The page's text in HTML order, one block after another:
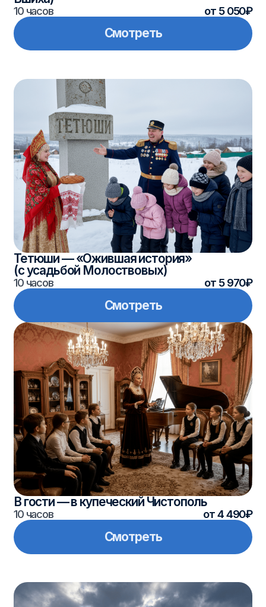
Елабуга заповедная (с ночёвкой)
2 дня/1 ночь
Смотреть
3
2
Татарстан — регион с богатой
историей, яркими традициями
и удивительными природными
местами.
Мы предлагаем туры в Болгар, Свияжск,
Елабугу, Чистополь, древние сёла
и заповедные территории.
Маршруты включают музеи, экскурсии,
мастер-классы, этно-программы
и знакомство с культурой народов
Поволжья.
Выберите путешествие дляшкольных
групп, семей, корпоративов
илитуристических команд.
Откройте Татарстан —
природу, культуру
и древние города